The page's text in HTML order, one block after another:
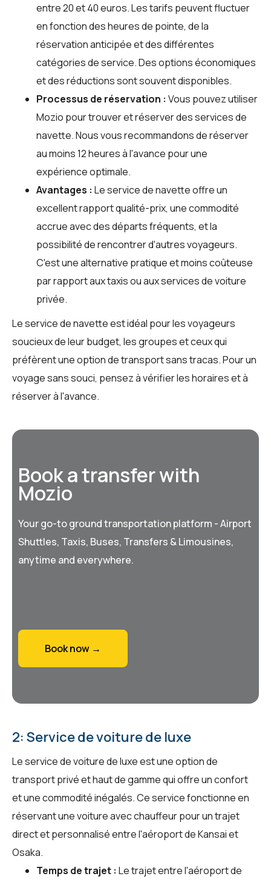
entre 20 et 40 euros. Les tarifs peuvent fluctuer
en fonction des heures de pointe, de la
réservation anticipée et des différentes
catégories de service. Des options économiques
et des réductions sont souvent disponibles.
Processus de réservation : Vous pouvez utiliser
Mozio pour trouver et réserver des services de
navette. Nous vous recommandons de réserver
au moins 12 heures à l'avance pour une
expérience optimale.
Avantages : Le service de navette offre un
excellent rapport qualité-prix, une commodité
accrue avec des départs fréquents, et la
possibilité de rencontrer d'autres voyageurs.
C'est une alternative pratique et moins coûteuse
par rapport aux taxis ou aux services de voiture
privée.
Le service de navette est idéal pour les voyageurs
soucieux de leur budget, les groupes et ceux qui
préfèrent une option de transport sans tracas. Pour un
voyage sans souci, pensez à vérifier les horaires et à
réserver à l'avance.
Book a transfer with
Mozio
Your go-to ground transportation platform - Airport
Shuttles, Taxis, Buses, Transfers & Limousines,
anytime and everywhere.
Book now →
2: Service de voiture de luxe
Le service de voiture de luxe est une option de
transport privé et haut de gamme qui offre un confort
et une commodité inégalés. Ce service fonctionne en
réservant une voiture avec chauffeur pour un trajet
direct et personnalisé entre l'aéroport de Kansai et
Osaka.
Temps de trajet : Le trajet entre l'aéroport de